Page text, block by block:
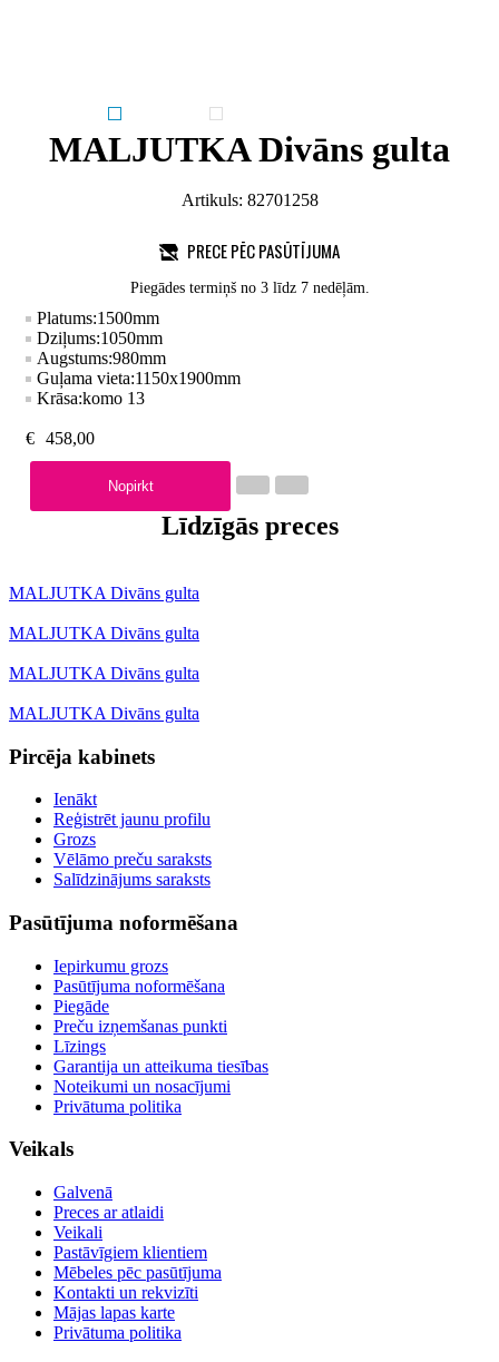
MALJUTKA Divāns gulta
Artikuls: 82701258
PRECE PĒC PASŪTĪJUMA
Piegādes termiņš no 3 līdz 7 nedēļām.
Platums:1500mm
Dziļums:1050mm
Augstums:980mm
Guļama vieta:1150x1900mm
Krāsa:komo 13
€ 458,00
Nopirkt
Līdzīgās preces
MALJUTKA Divāns gulta
MALJUTKA Divāns gulta
MALJUTKA Divāns gulta
MALJUTKA Divāns gulta
Pircēja kabinets
Ienākt
Reģistrēt jaunu profilu
Grozs
Vēlāmo preču saraksts
Salīdzinājums saraksts
Pasūtījuma noformēšana
Iepirkumu grozs
Pasūtījuma noformēšana
Piegāde
Preču izņemšanas punkti
Līzings
Garantija un atteikuma tiesības
Noteikumi un nosacījumi
Privātuma politika
Veikals
Galvenā
Preces ar atlaidi
Veikali
Pastāvīgiem klientiem
Mēbeles pēc pasūtījuma
Kontakti un rekvizīti
Mājas lapas karte
Privātuma politika